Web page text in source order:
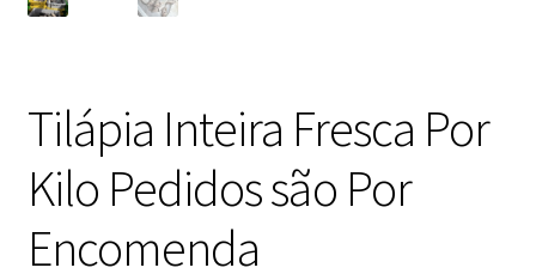
Tilápia Inteira Fresca Por
Kilo Pedidos são Por
Encomenda